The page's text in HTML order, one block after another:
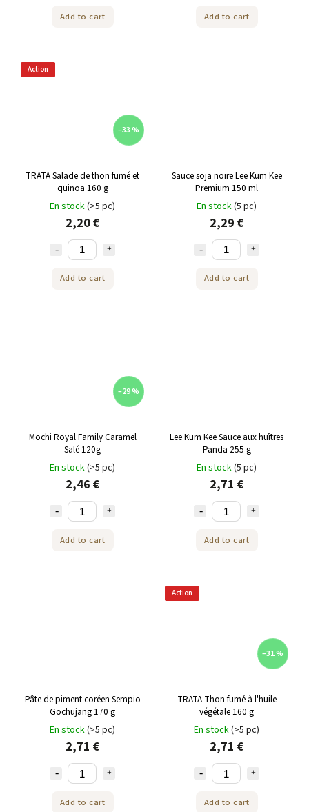
Add to cart Add to cart
Action
–33 %
TRATA Salade de thon fumé et
quinoa 160 g
En stock(>5 pc)
2,20 €
Add to cart
Sauce soja noire Lee Kum Kee
Premium 150 ml
En stock(5 pc)
2,29 €
Add to cart
–29 %
Mochi Royal Family Caramel
Salé 120g
En stock(>5 pc)
2,46 €
Add to cart
Lee Kum Kee Sauce aux huîtres
Panda 255 g
En stock(5 pc)
2,71 €
Add to cart
Pâte de piment coréen Sempio
Gochujang 170 g
En stock(>5 pc)
2,71 €
Add to cart
Action
–31 %
TRATA Thon fumé à l'huile
végétale 160 g
En stock(>5 pc)
2,71 €
Add to cart